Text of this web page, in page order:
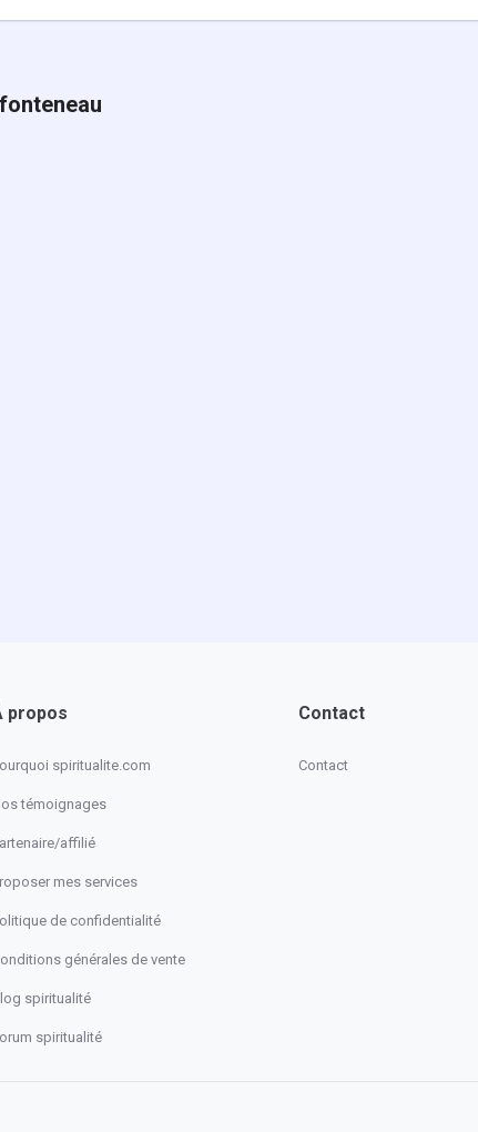
propos
spiritualite.com
témoignages
affilié
mes services
de confidentialité
générales de vente
spiritualité
spiritualité
Contact
Contact